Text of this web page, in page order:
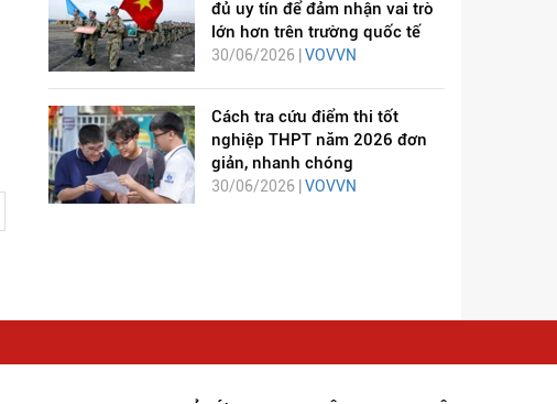
đủ uy tín để đảm nhận vai trò
lớn hơn trên trường quốc tế
30/06/2026 | VOVVN
Cách tra cứu điểm thi tốt
nghiệp THPT năm 2026 đơn
giản, nhanh chóng
30/06/2026 | VOVVN